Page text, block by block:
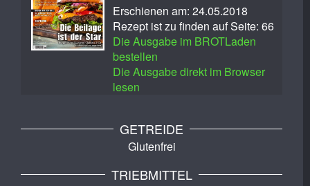
Erschienen am: 24.05.2018
Rezept ist zu finden auf Seite: 66
Die Ausgabe im BROTLaden
bestellen
Die Ausgabe direkt im Browser
lesen
GETREIDE
Glutenfrei
TRIEBMITTEL